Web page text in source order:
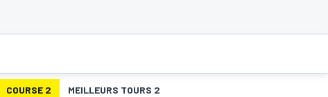
COURSE 2 MEILLEURS TOURS 2